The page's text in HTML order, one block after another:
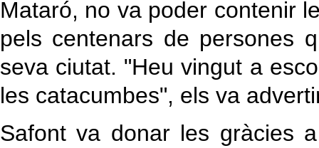
Mataró, no va poder contenir
pels centenars de persones
seva ciutat. "Heu vingut a
les catacumbes", els va
Safont va donar les gràcies